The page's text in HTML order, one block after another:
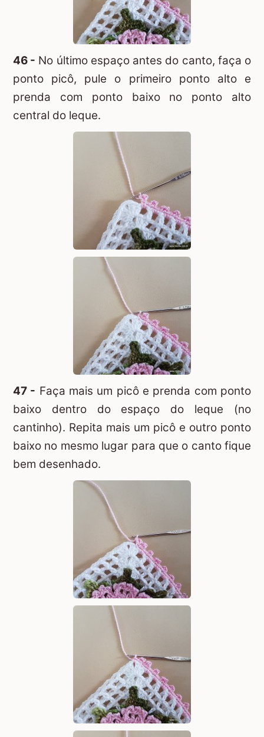
46 - No último espaço antes do canto, faça o
ponto picô, pule o primeiro ponto alto e
prenda com ponto baixo no ponto alto
central do leque.
47 - Faça mais um picô e prenda com ponto
baixo dentro do espaço do leque (no
cantinho). Repita mais um picô e outro ponto
baixo no mesmo lugar para que o canto fique
bem desenhado.